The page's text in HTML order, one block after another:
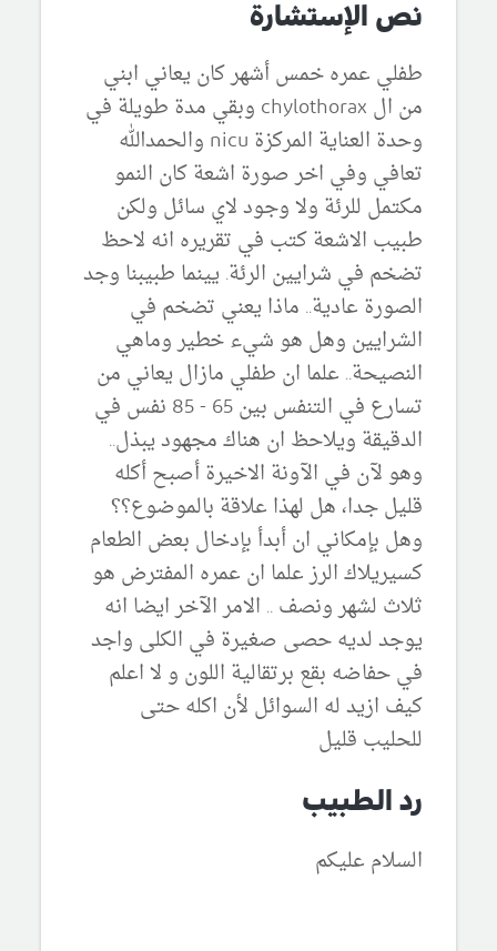
نص الإستشارة
طفلي عمره خمس أشهر كان يعاني ابني
من ال chylothorax وبقي مدة طويلة في
وحدة العناية المركزة nicu والحمدالله
تعافي وفي اخر صورة اشعة كان النمو
مكتمل للرئة ولا وجود لاي سائل ولكن
طبيب الاشعة كتب في تقريره انه لاحظ
تضخم في شرايين الرئة. يينما طبيبنا وجد
الصورة عادية.. ماذا يعني تضخم في
الشرايين وهل هو شيء خطير وماهي
النصيحة.. علما ان طفلي مازال يعاني من
تسارع في التنفس بين 65 - 85 نفس في
الدقيقة ويلاحظ ان هناك مجهود يبذل..
وهو لآن في الآونة الاخيرة أصبح أكله
قليل جدا، هل لهذا علاقة بالموضوع؟؟
وهل بإمكاني ان أبدأ بإدخال بعض الطعام
كسيريلاك الرز علما ان عمره المفترض هو
ثلاث لشهر ونصف .. الامر الآخر ايضا انه
يوجد لديه حصى صغيرة في الكلى واجد
في حفاضه بقع برتقالية اللون و لا اعلم
كيف ازيد له السوائل لأن اكله حتى
للحليب قليل
رد الطبيب
السلام عليكم